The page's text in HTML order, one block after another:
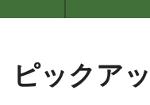
ピックア